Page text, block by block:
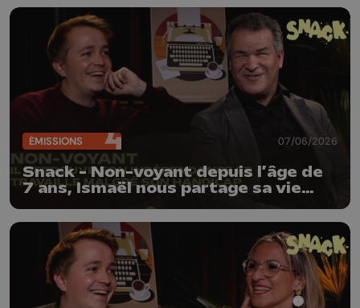
ÉMISSIONS 07/06/2026
Snack - Non-voyant depuis l’âge de
7 ans, Ismaël nous partage sa vie
avec humour et légèreté